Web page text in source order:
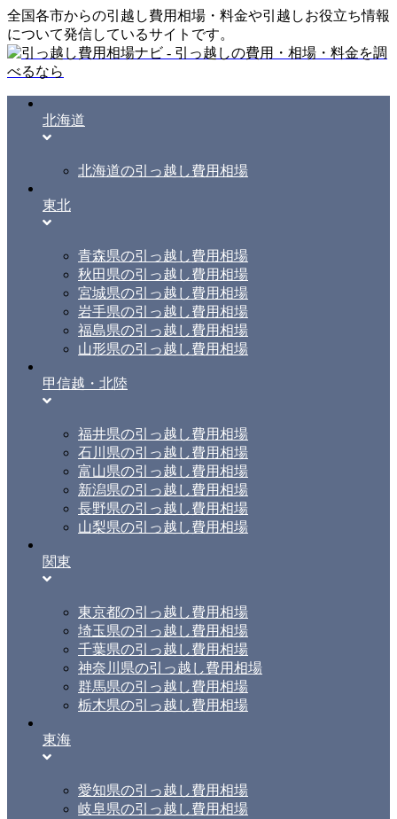
全国各市からの引越し費用相場・料金や引越しお役立ち情報
について発信しているサイトです。
北海道
北海道の引っ越し費用相場
東北
青森県の引っ越し費用相場
秋田県の引っ越し費用相場
宮城県の引っ越し費用相場
岩手県の引っ越し費用相場
福島県の引っ越し費用相場
山形県の引っ越し費用相場
甲信越・北陸
福井県の引っ越し費用相場
石川県の引っ越し費用相場
富山県の引っ越し費用相場
新潟県の引っ越し費用相場
長野県の引っ越し費用相場
山梨県の引っ越し費用相場
関東
東京都の引っ越し費用相場
埼玉県の引っ越し費用相場
千葉県の引っ越し費用相場
神奈川県の引っ越し費用相場
群馬県の引っ越し費用相場
栃木県の引っ越し費用相場
東海
愛知県の引っ越し費用相場
岐阜県の引っ越し費用相場